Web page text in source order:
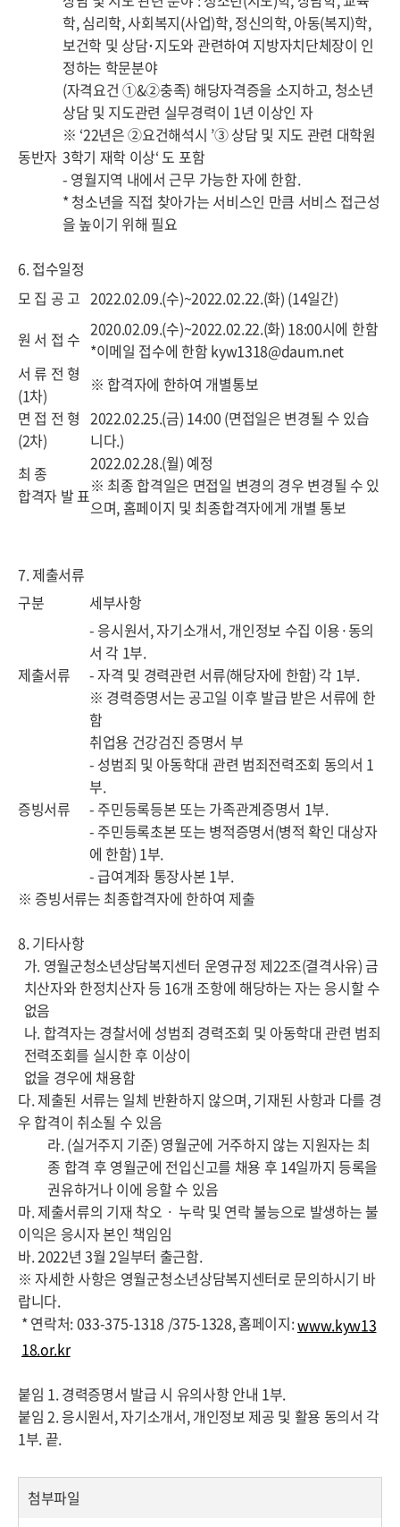
학, 심리학, 사회복지(사업)학, 정신의학, 아동(복지)학,
보건학 및 상담･지도와 관련하여 지방자치단체장이 인
정하는 학문분야
동반자
(자격요건 ①&②충족) 해당자격증을 소지하고, 청소년
상담 및 지도관련 실무경력이 1년 이상인 자
※ ‘22년은 ②요건해석시 ’③ 상담 및 지도 관련 대학원
3학기 재학 이상‘ 도 포함
- 영월지역 내에서 근무 가능한 자에 한함.
* 청소년을 직접 찾아가는 서비스인 만큼 서비스 접근성
을 높이기 위해 필요
6. 접수일정
모 집 공 고 2022.02.09.(수)~2022.02.22.(화) (14일간)
원 서 접 수 2020.02.09.(수)~2022.02.22.(화) 18:00시에 한함
*이메일 접수에 한함 kyw1318@daum.net
서 류 전 형
(1차)
※ 합격자에 한하여 개별통보
면 접 전 형
(2차)
2022.02.25.(금) 14:00 (면접일은 변경될 수 있습
니다.)
최 종
합격자 발 표
2022.02.28.(월) 예정
※ 최종 합격일은 면접일 변경의 경우 변경될 수 있
으며, 홈페이지 및 최종합격자에게 개별 통보
7. 제출서류
구분
세부사항
제출서류
- 응시원서, 자기소개서, 개인정보 수집 이용·동의
서 각 1부.
- 자격 및 경력관련 서류(해당자에 한함) 각 1부.
※ 경력증명서는 공고일 이후 발급 받은 서류에 한
함
증빙서류
취업용 건강검진 증명서 부
- 성범죄 및 아동학대 관련 범죄전력조회 동의서 1
부.
- 주민등록등본 또는 가족관계증명서 1부.
- 주민등록초본 또는 병적증명서(병적 확인 대상자
에 한함) 1부.
- 급여계좌 통장사본 1부.
※ 증빙서류는 최종합격자에 한하여 제출
8. 기타사항
가. 영월군청소년상담복지센터 운영규정 제22조(결격사유) 금
치산자와 한정치산자 등 16개 조항에 해당하는 자는 응시할 수
없음
나. 합격자는 경찰서에 성범죄 경력조회 및 아동학대 관련 범죄
전력조회를 실시한 후 이상이
없을 경우에 채용함
다. 제출된 서류는 일체 반환하지 않으며, 기재된 사항과 다를 경
우 합격이 취소될 수 있음
라. (실거주지 기준) 영월군에 거주하지 않는 지원자는 최
종 합격 후 영월군에 전입신고를 채용 후 14일까지 등록을
권유하거나 이에 응할 수 있음
마. 제출서류의 기재 착오ㆍ 누락 및 연락 불능으로 발생하는 불
이익은 응시자 본인 책임임
바. 2022년 3월 2일부터 출근함.
※ 자세한 사항은 영월군청소년상담복지센터로 문의하시기 바
랍니다.
* 연락처: 033-375-1318 /375-1328, 홈페이지:www.kyw13
18.or.kr
붙임 1. 경력증명서 발급 시 유의사항 안내 1부.
붙임 2. 응시원서, 자기소개서, 개인정보 제공 및 활용 동의서 각
1부. 끝.
첨부파일